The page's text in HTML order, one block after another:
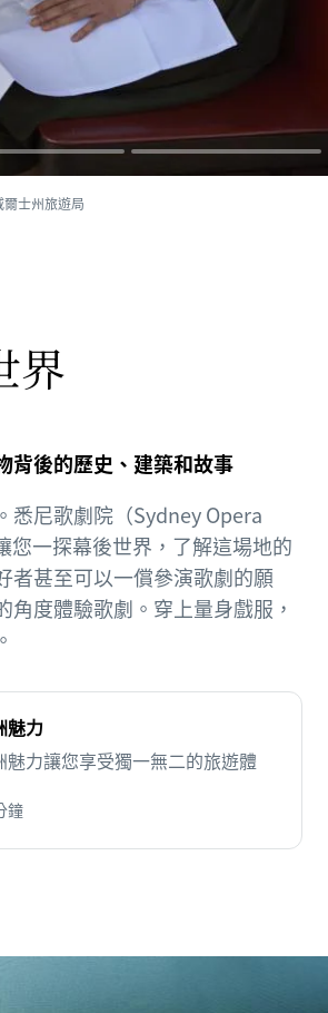
士州旅遊局
界
背後的歷史、建築和故事
悉尼歌劇院（Sydney Opera
您一探幕後世界，了解這場地的
者甚至可以一償參演歌劇的願
角度體驗歌劇。穿上量身戲服，
魅力
力讓您享受獨一無二的旅遊體
鐘